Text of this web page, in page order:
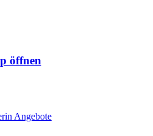
öffnen
Angebote